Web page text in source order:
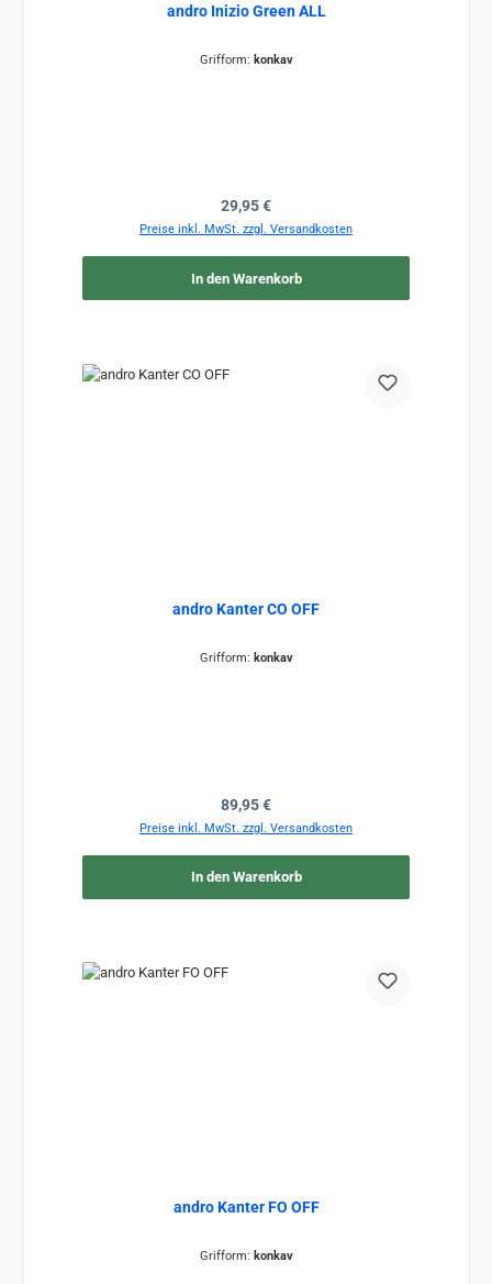
andro Inizio Green ALL
Grifform: konkav
Regulärer Preis:
29,95 €
Preise inkl. MwSt. zzgl. Versandkosten
In den Warenkorb
andro Kanter CO OFF
Grifform: konkav
Regulärer Preis:
89,95 €
Preise inkl. MwSt. zzgl. Versandkosten
In den Warenkorb
andro Kanter FO OFF
Grifform: konkav